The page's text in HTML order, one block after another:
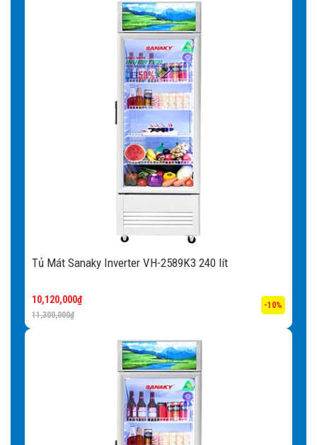
Tủ Mát Sanaky Inverter VH-2589K3 240 lít
11,300,000₫
10,120,000₫
-10%